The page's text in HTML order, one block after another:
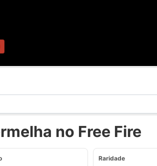
no Free Fire
Raridade